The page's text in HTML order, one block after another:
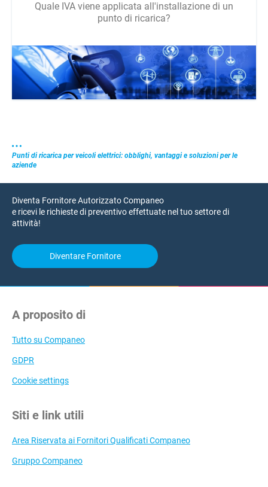
Quale IVA viene applicata all'installazione di un
punto di ricarica?
Punti di ricarica per veicoli elettrici: obblighi, vantaggi e soluzioni per le
aziende
Diventa Fornitore Autorizzato Companeo
e ricevi le richieste di preventivo effettuate nel tuo settore di
attività!
Diventare Fornitore
A proposito di
Tutto su Companeo
GDPR
Cookie settings
Siti e link utili
Area Riservata ai Fornitori Qualificati Companeo
Gruppo Companeo